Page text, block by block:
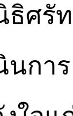
ศรัท
นกา